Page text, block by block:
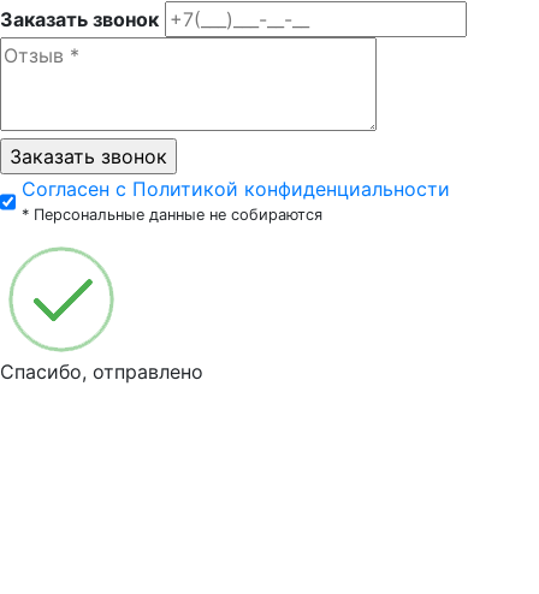
Заказать звонок
Согласен с Политикой конфиденциальности
* Персональные данные не собираются
Спасибо, отправлено